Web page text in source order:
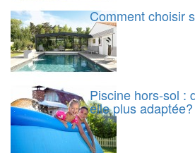
Comment choisir
Piscine hors-sol :
elle plus adaptée?